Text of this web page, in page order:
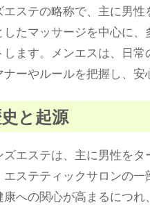
エステの略称で、主に男
したマッサージを中心に
ます。メンエスは、日
ーやルールを把握し、安
と起源
ズエステは、主に男性を
エステティックサロンの
康への関心が高まるにつ